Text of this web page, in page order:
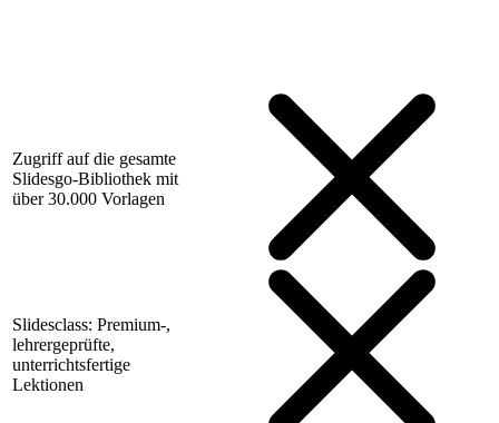
Zugriff auf die gesamte
Slidesgo-Bibliothek mit
über 30.000 Vorlagen
Slidesclass: Premium-,
lehrergeprüfte,
unterrichtsfertige
Lektionen